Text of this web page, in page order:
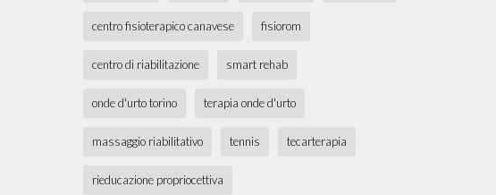
centro fisioterapico canavese fisiorom
centro di riabilitazione smart rehab
onde d'urto torino terapia onde d'urto
massaggio riabilitativo tennis tecarterapia
rieducazione propriocettiva